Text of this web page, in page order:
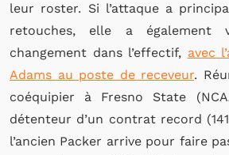
leur roster. Si l’attaque a
retouches, elle a également
changement dans l’effectif, avec
Adams au poste de receveur.
coéquipier à Fresno State
détenteur d’un contrat record
l’ancien Packer arrive pour faire